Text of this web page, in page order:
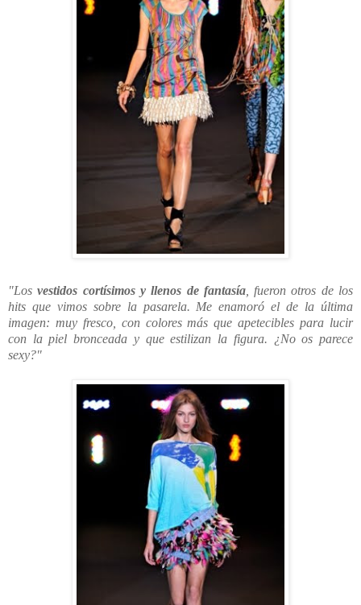
"Losvestidos cortísimos y llenos de fantasía, fueron otros de los
hits que vimos sobre la pasarela. Me enamoró el de la última
imagen: muy fresco, con colores más que apetecibles para lucir
con la piel bronceada y que estilizan la figura. ¿No os parece
sexy?"